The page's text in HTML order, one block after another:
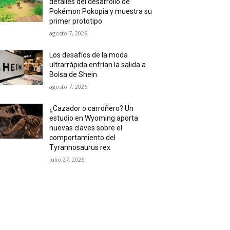
Pokémon Pokopia y muestra su
primer prototipo
agosto 7, 2026
Los desafíos de la moda
ultrarrápida enfrían la salida a
Bolsa de Shein
agosto 7, 2026
¿Cazador o carroñero? Un
estudio en Wyoming aporta
nuevas claves sobre el
comportamiento del
Tyrannosaurus rex
julio 27, 2026